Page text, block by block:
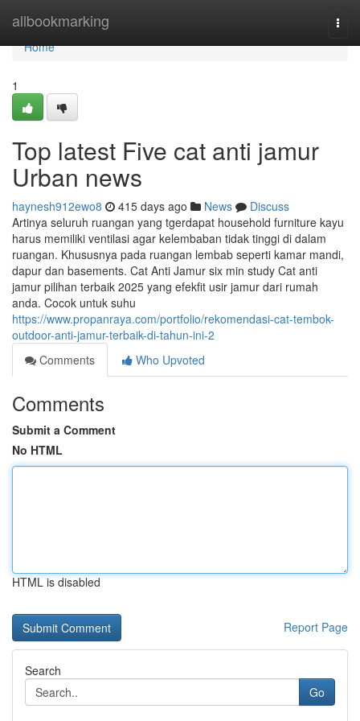
allbookmarking
Home
Home
1
Top latest Five cat anti jamur
Urban news
haynesh912ewo8 415 days ago News
Discuss
Artinya seluruh ruangan yang tgerdapat household furniture kayu
harus memiliki ventilasi agar kelembaban tidak tinggi di dalam
ruangan. Khususnya pada ruangan lembab seperti kamar mandi,
dapur dan basements. Cat Anti Jamur six min study Cat anti
jamur pilihan terbaik 2025 yang efekfit usir jamur dari rumah
anda. Cocok untuk suhu
https://www.propanraya.com/portfolio/rekomendasi-cat-tembok-
outdoor-anti-jamur-terbaik-di-tahun-ini-2
Comments
Who Upvoted
Comments
Submit a Comment
No HTML
HTML is disabled
Report Page
Search
Go